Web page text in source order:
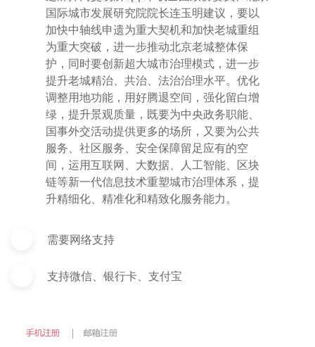
国际城市发展研究院院长连玉明建议，要以
加快中轴线申遗为重大契机和加快老城重组
为重大突破，进一步推动北京老城整体保
护，同时要创新超大城市治理模式，进一步
提升老城精治、共治、法治治理水平。优化
调整用地功能，用好腾退空间，强化留白增
绿，提升景观质量，既要为中央政务职能、
国事外交活动提供更多的场所，又要为公共
服务、社区服务、安全保障留足应有的空
间，运用互联网、大数据、人工智能、区块
链等新一代信息技术重塑城市治理体系，提
升精细化、精准化和精致化服务能力。
需要网络支持
支持微信、银行卡、支付宝